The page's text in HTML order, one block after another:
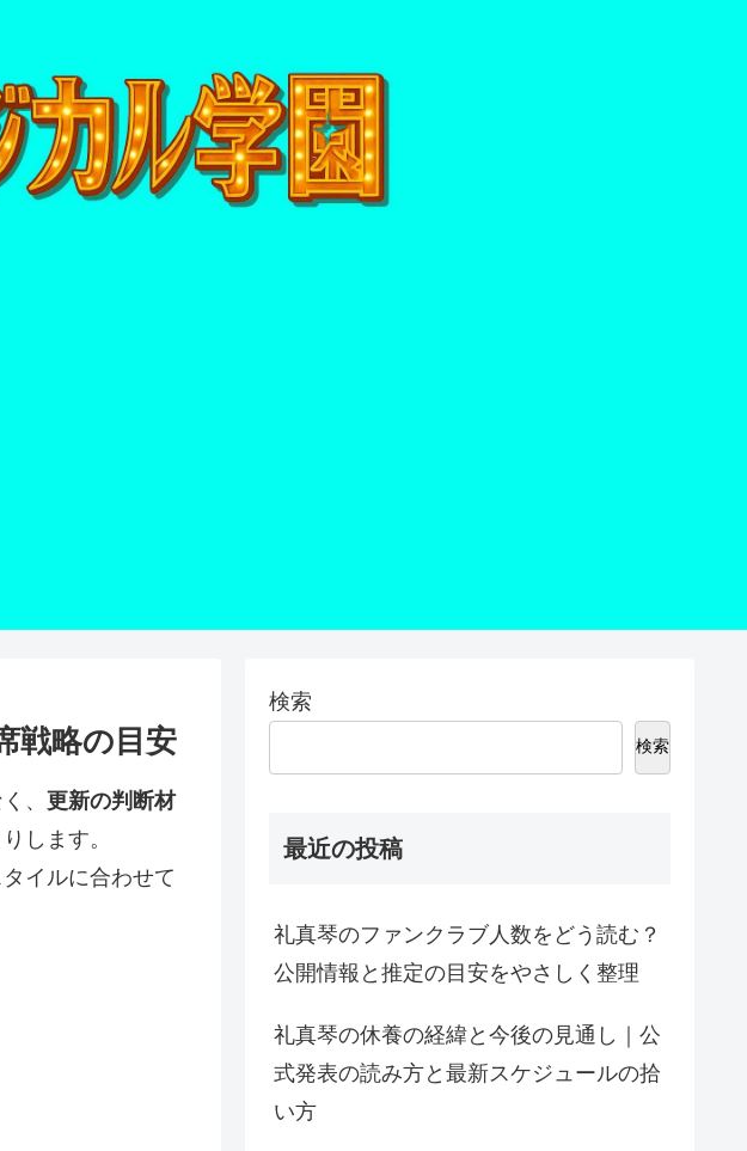
戦略の目安
、 更新の判断材
します。
イルに合わせて
検索
検索
最近の投稿
礼真琴のファンクラブ人数をどう読む？
公開情報と推定の目安をやさしく整理
礼真琴の休養の経緯と今後の見通し｜公
式発表の読み方と最新スケジュールの拾
い方